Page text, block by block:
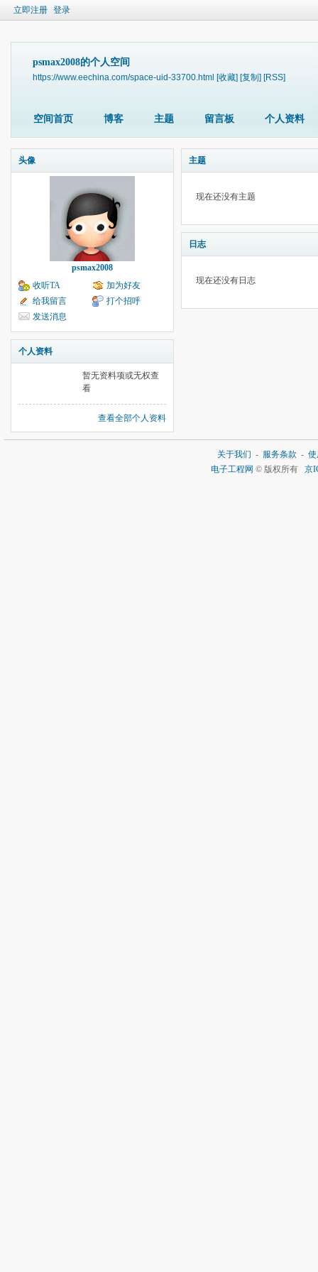
立即注册 登录
psmax2008的个人空间
https://www.eechina.com/space-uid-33700.html [收藏] [复制] [RSS]
空间首页 博客 主题 留言板 个人资料
头像
psmax2008
收听TA
加为好友
给我留言
打个招呼
发送消息
个人资料
暂无资料项或无权查
看
查看全部个人资料
主题
现在还没有主题
日志
现在还没有日志
关于我们 - 服务条款 -
电子工程网 © 版权所有 京